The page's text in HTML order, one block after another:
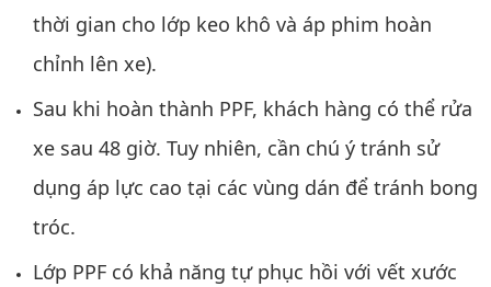
thời gian cho lớp keo khô và áp phim hoàn
chỉnh lên xe).
Sau khi hoàn thành PPF, khách hàng có thể rửa
xe sau 48 giờ. Tuy nhiên, cần chú ý tránh sử
dụng áp lực cao tại các vùng dán để tránh bong
tróc.
Lớp PPF có khả năng tự phục hồi với vết xước